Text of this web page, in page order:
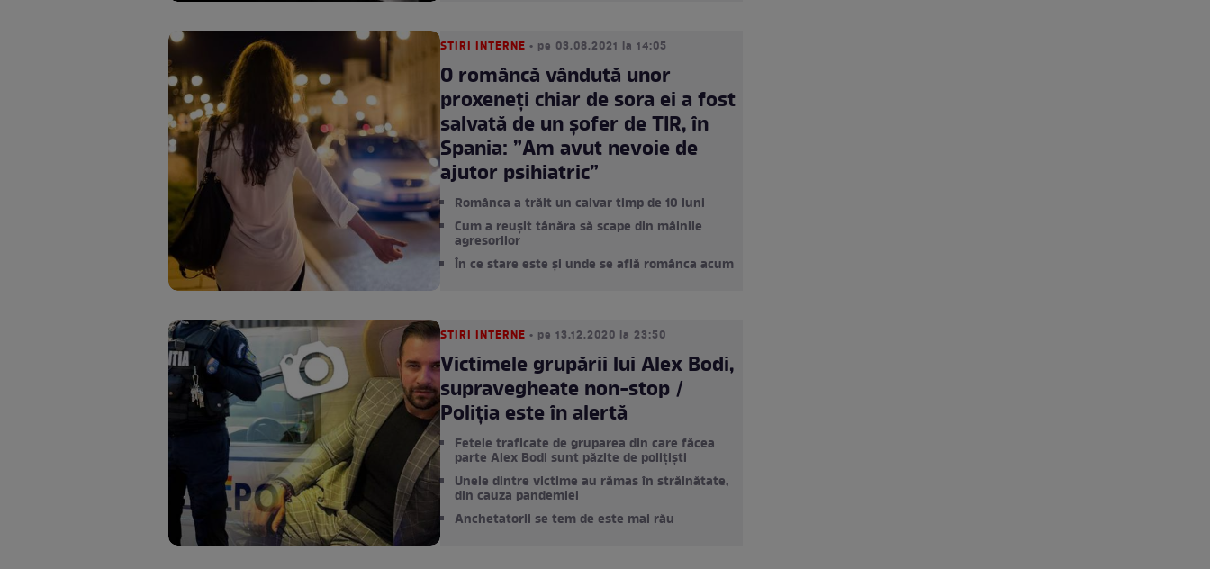
STIRI INTERNE • pe 03.08.2021 la 14:05
O româncă vândută unor
proxeneți chiar de sora ei a fost
salvată de un șofer de TIR, în
Spania: ”Am avut nevoie de
ajutor psihiatric”
Românca a trăit un calvar timp de 10 luni
Cum a reușit tânăra să scape din mâinile
agresorilor
În ce stare este și unde se află românca acum
STIRI INTERNE • pe 13.12.2020 la 23:50
Victimele grupării lui Alex Bodi,
supravegheate non-stop /
Poliția este în alertă
Fetele traficate de gruparea din care făcea
parte Alex Bodi sunt păzite de polițiști
Unele dintre victime au rămas în străinătate,
din cauza pandemiei
Anchetatorii se tem de este mai rău